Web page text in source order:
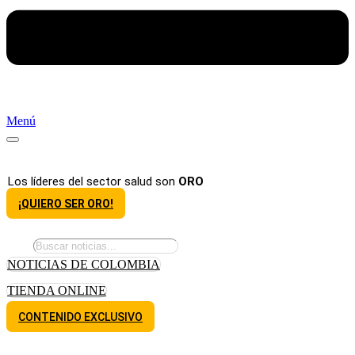
Menú
Los líderes del sector salud son ORO
¡QUIERO SER ORO!
NOTICIAS DE COLOMBIA
TIENDA ONLINE
CONTENIDO EXCLUSIVO